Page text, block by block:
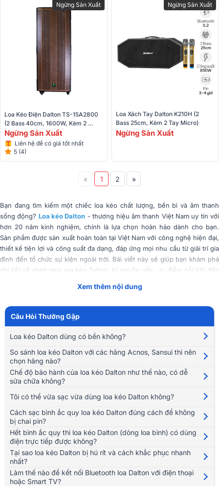
Ngừng Sản Xuất
Loa Kéo Điện Dalton TS-15A2800
(2 Bass 40cm, 1600W, Kèm 2
Micro)
Ngừng Sản Xuất
Liên hệ để có giá tốt nhất
5 (4)
Ngừng Sản Xuất
Loa Xách Tay Dalton K210H (2
Bass 25cm, Kèm 2 Tay Micro)
Ngừng Sản Xuất
« 1 2 »
Bạn đang tìm kiếm một chiếc loa kéo chất lượng, bền bỉ và âm thanh
sống động? Loa kéo Dalton - thương hiệu âm thanh Việt Nam uy tín với
hơn 20 năm kinh nghiệm, chính là lựa chọn hoàn hảo dành cho bạn.
Sản phẩm được sản xuất hoàn toàn tại Việt Nam với công nghệ hiện đại,
thiết kế tiện lợi và công suất đa dạng, đáp ứng mọi nhu cầu từ giải trí gia
đình đến tổ chức sự kiện ngoài trời. Bài viết này sẽ giúp bạn khám phá
chi tiết về danh mục loa kéo Dalton, từ nguồn gốc, ưu điểm nổi bật đến
thanh di động chất lượng với giá thành hợp lý!
Tóm Tắt Nội Dung(Mở rộng)
Xem thêm nội dung
Câu Hỏi Thường Gặp
Loa kéo Dalton dùng có bền không?
So sánh loa kéo Dalton với các hãng Acnos, Sansui thì nên
chọn hãng nào?
Chế độ bảo hành của loa kéo Dalton như thế nào, có dễ
sửa chữa không?
Tôi có thể vừa sạc vừa dùng loa kéo Dalton không?
Cách sạc bình ắc quy loa kéo Dalton đúng cách để không
bị chai pin?
Hết bình ắc quy thì loa kéo Dalton (dòng loa bình) có dùng
điện trực tiếp được không?
Tại sao loa kéo Dalton bị hú rít và cách khắc phục nhanh
nhất?
Làm thế nào để kết nối Bluetooth loa Dalton với điện thoại
hoặc Smart TV?